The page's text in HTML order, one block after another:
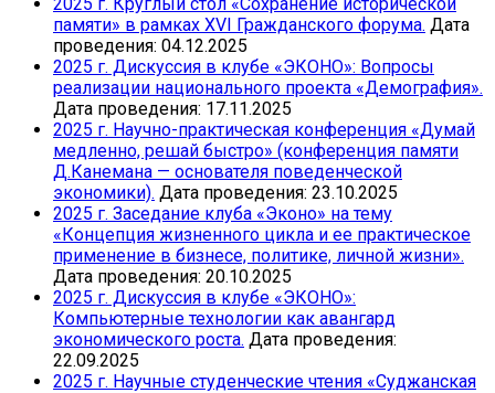
памяти» в рамках XVI Гражданского форума. Дата
проведения: 04.12.2025
2025 г. Дискуссия в клубе «ЭКОНО»: Вопросы
реализации национального проекта «Демография».
Дата проведения: 17.11.2025
2025 г. Научно-практическая конференция «Думай
медленно, решай быстро» (конференция памяти
Д.Канемана — основателя поведенческой
экономики). Дата проведения: 23.10.2025
2025 г. Заседание клуба «Эконо» на тему
«Концепция жизненного цикла и ее практическое
применение в бизнесе, политике, личной жизни».
Дата проведения: 20.10.2025
2025 г. Дискуссия в клубе «ЭКОНО»:
Компьютерные технологии как авангард
экономического роста. Дата проведения:
22.09.2025
2025 г. Научные студенческие чтения «Суджанская